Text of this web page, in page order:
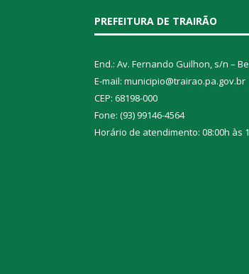
PREFEITURA DE TRAIRÃO
End.: Av. Fernando Guilhon, s/n –
E-mail: municipio@trairao.pa.gov.br
CEP: 68198-000
Fone: (93) 99146-4564
Horário de atendimento: 08:00h às